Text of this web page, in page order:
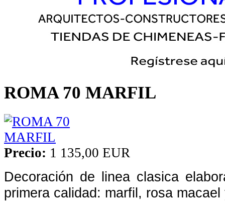
ROMA 70 MARFIL
Precio: 1 135,00 EUR
Decoración de linea clasica
primera calidad: marfil, rosa